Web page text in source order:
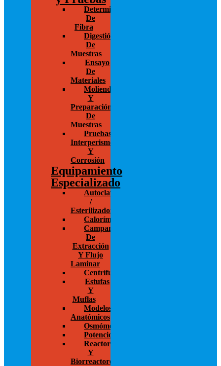
Determinación
De
Fibra
Digestión
De
Muestras
Ensayo
De
Materiales
Molienda
Y
Preparación
De
Muestras
Pruebas
Interperismo
Y
Corrosión
Equipamiento
Especializado
Autoclaves
/
Esterilizadores
Calorímetros
Campanas
De
Extracción
Y Flujo
Laminar
Centrífugas
Estufas
Y
Muflas
Modelos
Anatómicos
Osmómetros
Potenciostato
Reactores
Y
Biorreactores